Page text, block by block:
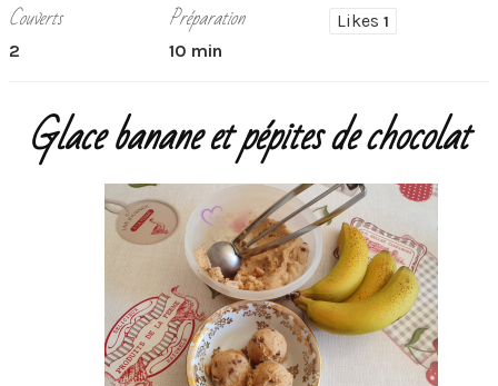
Couverts
2
Préparation
10 min
Likes 1
Glace banane et pépites de chocolat